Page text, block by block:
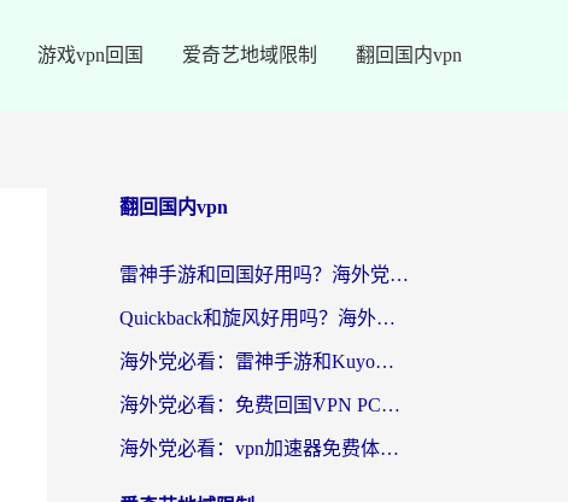
游戏vpn回国 爱奇艺地域限制 翻回国内vpn
翻回国内vpn
雷神手游和回国好用吗？海外党亲测：选对加速器才能无缝刷剧打游戏
Quickback和旋风好用吗？海外华人亲测：选对回国加速器才能无缝看央视5
海外党必看：雷神手游和Kuyo好用吗？3款回国加速器实测+避坑指南
海外党必看：免费回国VPN PC真的能用？附国内高速VPN选择全攻略
海外党必看：vpn加速器免费体验？选对回国加速器才能无缝刷国内剧玩国服